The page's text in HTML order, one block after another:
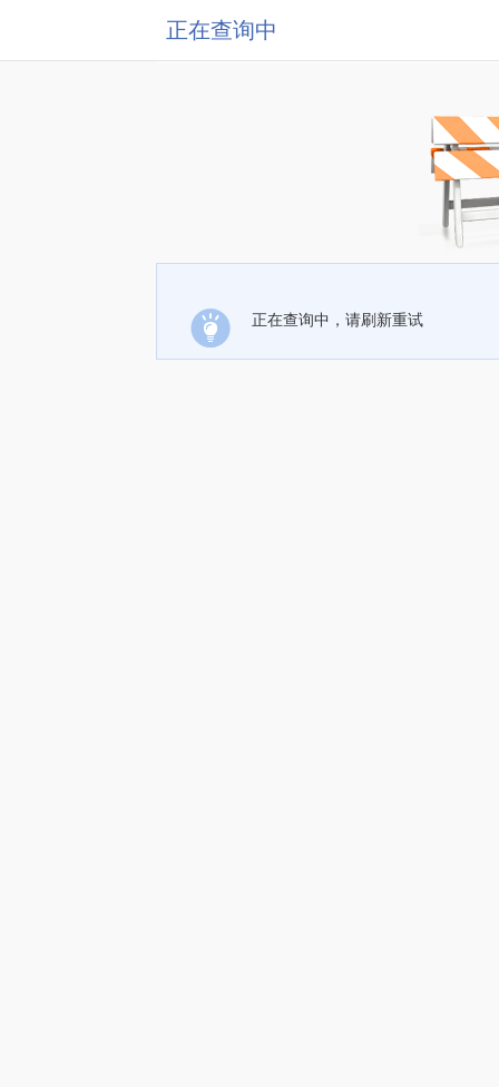
正在查询中
正在查询中，请刷新重试